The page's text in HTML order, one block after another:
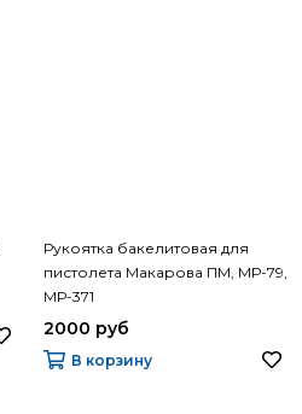
Рукоятка бакелитовая для
пистолета Макарова ПМ, МР-79,
МР-371
2000 руб
В корзину